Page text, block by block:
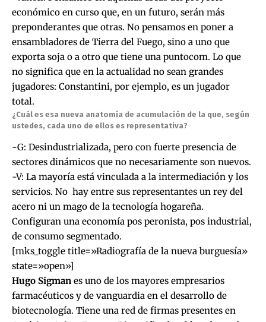
económico en curso que, en un futuro, serán más
preponderantes que otras. No pensamos en poner a
ensambladores de Tierra del Fuego, sino a uno que
exporta soja o a otro que tiene una puntocom. Lo que
no significa que en la actualidad no sean grandes
jugadores: Constantini, por ejemplo, es un jugador
total.
¿Cuál es esa nueva anatomía de acumulación de la que, según
ustedes, cada uno de ellos es representativa?
-G: Desindustrializada, pero con fuerte presencia de
sectores dinámicos que no necesariamente son nuevos.
-V: La mayoría está vinculada a la intermediación y los
servicios. No hay entre sus representantes un rey del
acero ni un mago de la tecnología hogareña.
Configuran una economía pos peronista, pos industrial,
de consumo segmentado.
[mks_toggle title=»Radiografía de la nueva burguesía»
state=»open»]
Hugo Sigman es uno de los mayores empresarios
farmacéuticos y de vanguardia en el desarrollo de
biotecnología. Tiene una red de firmas presentes en